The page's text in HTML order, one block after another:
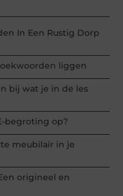
In Een Rustig Dorp
liggen
bij wat je in de les
begroting op?
meubilair in je
origineel en